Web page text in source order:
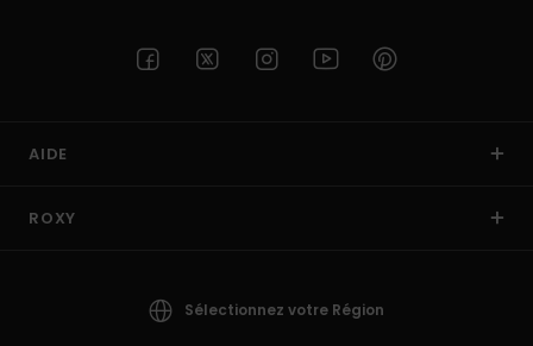
AIDE
ROXY
Sélectionnez votre Région